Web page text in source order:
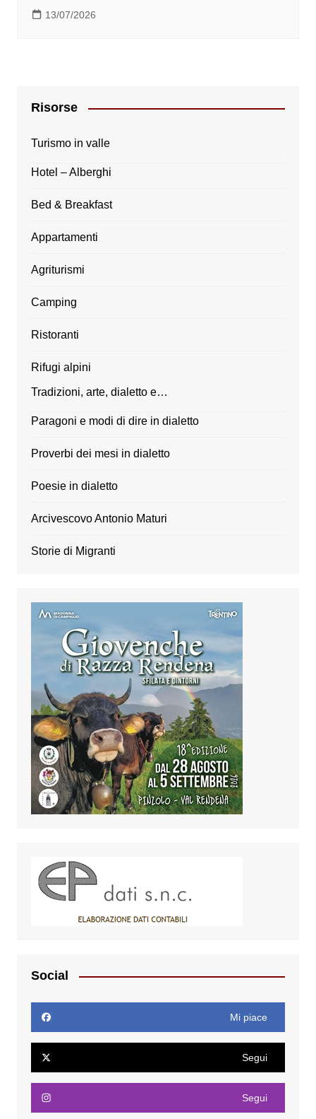
13/07/2026
Risorse
Turismo in valle
Hotel – Alberghi
Bed & Breakfast
Appartamenti
Agriturismi
Camping
Ristoranti
Rifugi alpini
Tradizioni, arte, dialetto e…
Paragoni e modi di dire in dialetto
Proverbi dei mesi in dialetto
Poesie in dialetto
Arcivescovo Antonio Maturi
Storie di Migranti
Social
Mi piace
Segui
Segui